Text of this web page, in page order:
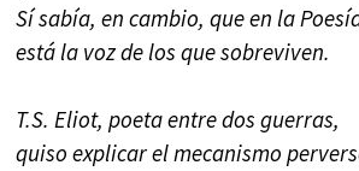
Sí sabía, en cambio, que en la
está la voz de los que sobreviven.
T.S. Eliot, poeta entre dos guerras,
quiso explicar el mecanismo